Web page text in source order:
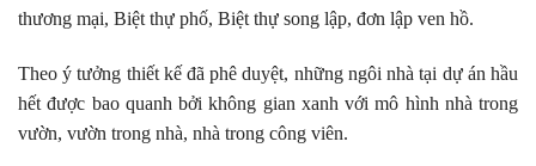
thương mại, Biệt thự phố, Biệt thự song lập, đơn lập ven hồ.
Theo ý tưởng thiết kế đã phê duyệt, những ngôi nhà tại dự án hầu
hết được bao quanh bởi không gian xanh với mô hình nhà trong
vườn, vườn trong nhà, nhà trong công viên.